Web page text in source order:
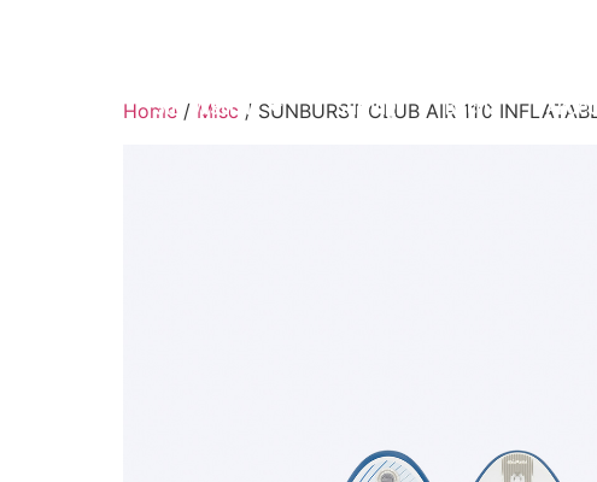
Sup Mistral
Surfing Весла
Home / Misc / SUNBURST CLUB AIR 11’0